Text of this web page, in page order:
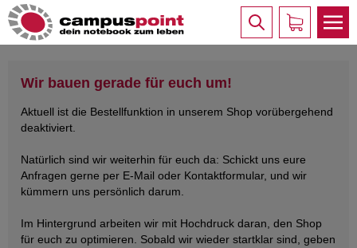
Wir bauen gerade für euch um!
Aktuell ist die Bestellfunktion in unserem Shop vorübergehend
deaktiviert.
Natürlich sind wir weiterhin für euch da: Schickt uns eure
Anfragen gerne per E-Mail oder Kontaktformular, und wir
kümmern uns persönlich darum.
Im Hintergrund arbeiten wir mit Hochdruck daran, den Shop
für euch zu optimieren. Sobald wir wieder startklar sind, geben